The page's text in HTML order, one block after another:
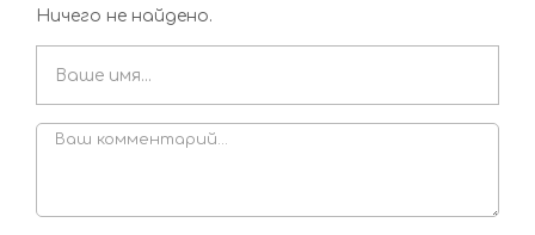
Ничего не найдено.